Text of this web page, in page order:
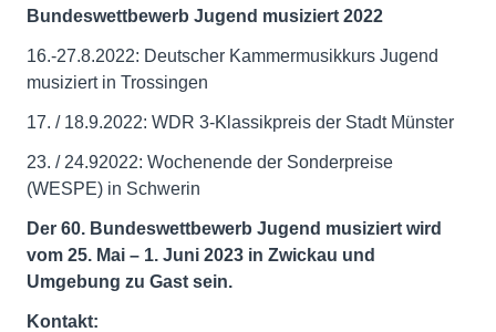
Bundeswettbewerb Jugend musiziert 2022
16.-27.8.2022: Deutscher Kammermusikkurs Jugend
musiziert in Trossingen
17. / 18.9.2022: WDR 3-Klassikpreis der Stadt Münster
23. / 24.92022: Wochenende der Sonderpreise
(WESPE) in Schwerin
Der 60. Bundeswettbewerb Jugend musiziert wird
vom 25. Mai – 1. Juni 2023 in Zwickau und
Umgebung zu Gast sein.
Kontakt: